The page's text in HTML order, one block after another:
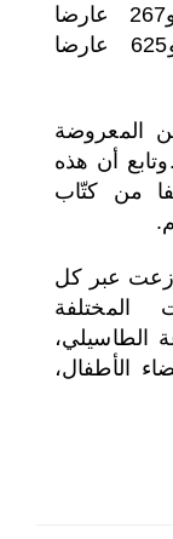
الطبعة، 478 عارض إفريقي، و267 عارضا
جزائريا. و361 عارضا عربيا، و625 عارضا
المعروضة
عنوان.وتابع أن هذه
مشاركة 230 ضيفا من كتّاب
توزعت عبر كل
المختلفة
الطاسيلي،
الأطفال،